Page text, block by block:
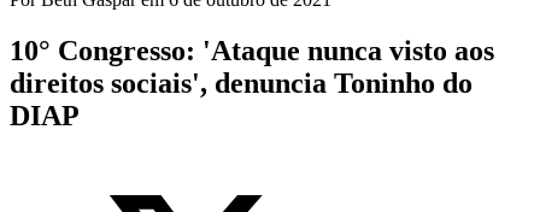
10° Congresso: 'Ataque nunca visto aos
direitos sociais', denuncia Toninho do
DIAP